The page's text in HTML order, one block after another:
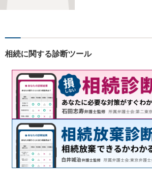
籍し、複雑な問題にも対
したら、まずはご相談を
相続に関する診断ツール